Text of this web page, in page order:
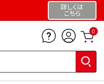
詳しくは
こちら
0